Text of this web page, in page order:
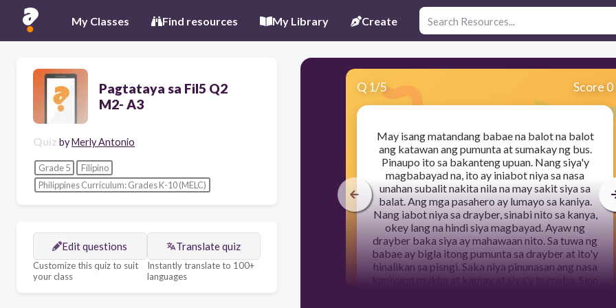
My Classes Find resources My Library Create
Pagtataya sa Fil5 Q2
M2- A3
Quiz byMerly Antonio
Grade 5
Filipino
Philippines Curriculum: Grades K-10 (MELC)
Edit questions
Customize this quiz to suit
your class
Translate quiz
Instantly translate to 100+
languages
Q 1/5 Score 0
May isang matandang babae na balot na balot
ang katawan ang pumunta at sumakay ng bus.
Pinaupo ito sa bakanteng upuan. Nang siya'y
magbabayad na, ito ay iniabot niya sa nasa
unahan subalit nakita nila na may sakit siya sa
balat. Ang mga pasahero ay lumayo sa kaniya.
Nang iabot niya sa drayber, sinabi nito sa kanya,
okey lang na hindi siya magbayad. Ayaw ng
drayber baka siya ay mahawaan nito. Sa tuwa ng
babae ay bigla itong pumunta sa drayber at ito'y
hinalikan sa pisngi. Saka niya pinunasan ang nasa
kaniyang mukha at kamay at siya'y bumaba. Sino